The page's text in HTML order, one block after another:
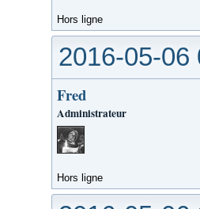
Hors ligne
2016-05-06
Fred
Administrateur
Hors ligne